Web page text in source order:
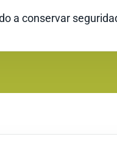
a conservar